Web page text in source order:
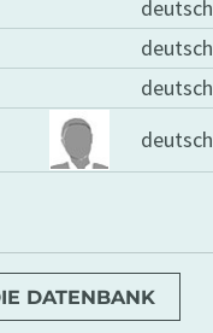
deutsch
deutsch
deutsch
deutsch
DATENBANK